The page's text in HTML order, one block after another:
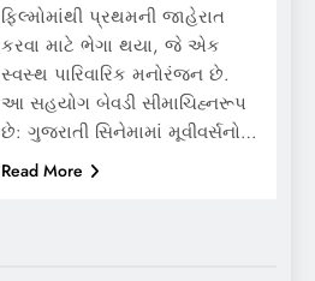
ફિલ્મોમાંથી પ્રથમની જાહેરાત
કરવા માટે ભેગા થયા, જે એક
સ્વસ્થ પારિવારિક મનોરંજન છે.
આ સહયોગ બેવડી સીમાચિહ્નરૂપ
છે: ગુજરાતી સિનેમામાં મૂવીવર્સનો…
Read More